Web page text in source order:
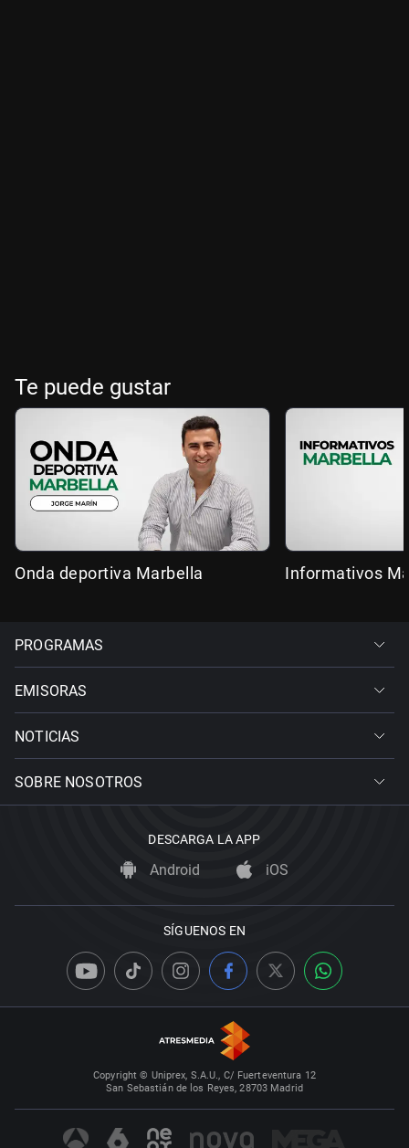
Te puede gustar
Onda deportiva Marbella Informativos
PROGRAMAS
EMISORAS
NOTICIAS
SOBRE NOSOTROS
DESCARGA LA APP
Android iOS
SÍGUENOS EN
Copyright © Uniprex, S.A.U., C/ Fuerteventura 12
San Sebastián de los Reyes, 28703 Madrid